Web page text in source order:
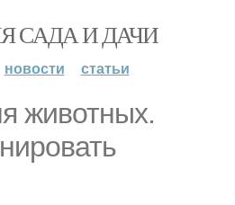
САДА И ДАЧИ
новости статьи
животных.